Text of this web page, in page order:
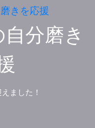
分磨き
ました！